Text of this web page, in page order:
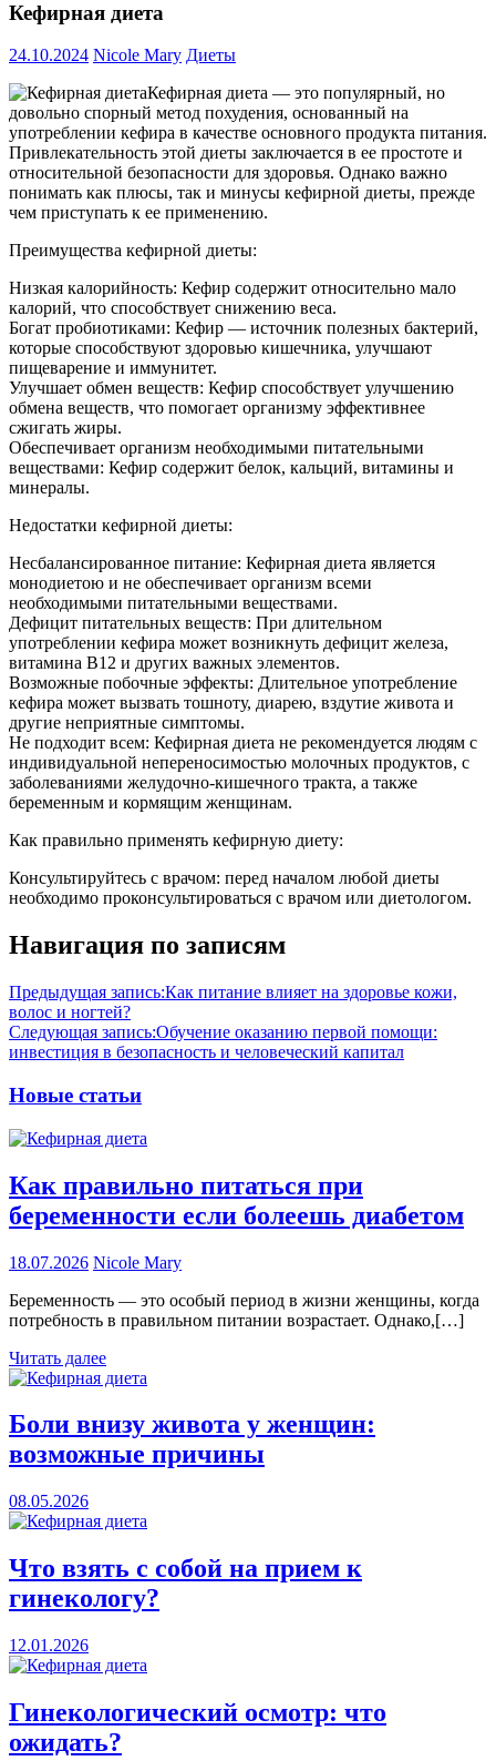
Кефирная диета
24.10.2024 Nicole Mary Диеты
Кефирная диета — это популярный, но
довольно спорный метод похудения, основанный на
употреблении кефира в качестве основного продукта питания.
Привлекательность этой диеты заключается в ее простоте и
относительной безопасности для здоровья. Однако важно
понимать как плюсы, так и минусы кефирной диеты, прежде
чем приступать к ее применению.
Преимущества кефирной диеты:
Низкая калорийность: Кефир содержит относительно мало
калорий, что способствует снижению веса.
Богат пробиотиками: Кефир — источник полезных бактерий,
которые способствуют здоровью кишечника, улучшают
пищеварение и иммунитет.
Улучшает обмен веществ: Кефир способствует улучшению
обмена веществ, что помогает организму эффективнее
сжигать жиры.
Обеспечивает организм необходимыми питательными
веществами: Кефир содержит белок, кальций, витамины и
минералы.
Недостатки кефирной диеты:
Несбалансированное питание: Кефирная диета является
монодиетою и не обеспечивает организм всеми
необходимыми питательными веществами.
Дефицит питательных веществ: При длительном
употреблении кефира может возникнуть дефицит железа,
витамина В12 и других важных элементов.
Возможные побочные эффекты: Длительное употребление
кефира может вызвать тошноту, диарею, вздутие живота и
другие неприятные симптомы.
Не подходит всем: Кефирная диета не рекомендуется людям с
индивидуальной непереносимостью молочных продуктов, с
заболеваниями желудочно-кишечного тракта, а также
беременным и кормящим женщинам.
Как правильно применять кефирную диету:
Консультируйтесь с врачом: перед началом любой диеты
необходимо проконсультироваться с врачом или диетологом.
Навигация по записям
Предыдущая запись:Как питание влияет на здоровье кожи,
волос и ногтей?
Следующая запись:Обучение оказанию первой помощи:
инвестиция в безопасность и человеческий капитал
Новые статьи
Как правильно питаться при
беременности если болеешь диабетом
18.07.2026 Nicole Mary
Беременность — это особый период в жизни женщины, когда
потребность в правильном питании возрастает. Однако,[…]
Читать далее
Боли внизу живота у женщин:
возможные причины
08.05.2026
Что взять с собой на прием к
гинекологу?
12.01.2026
Гинекологический осмотр: что
ожидать?